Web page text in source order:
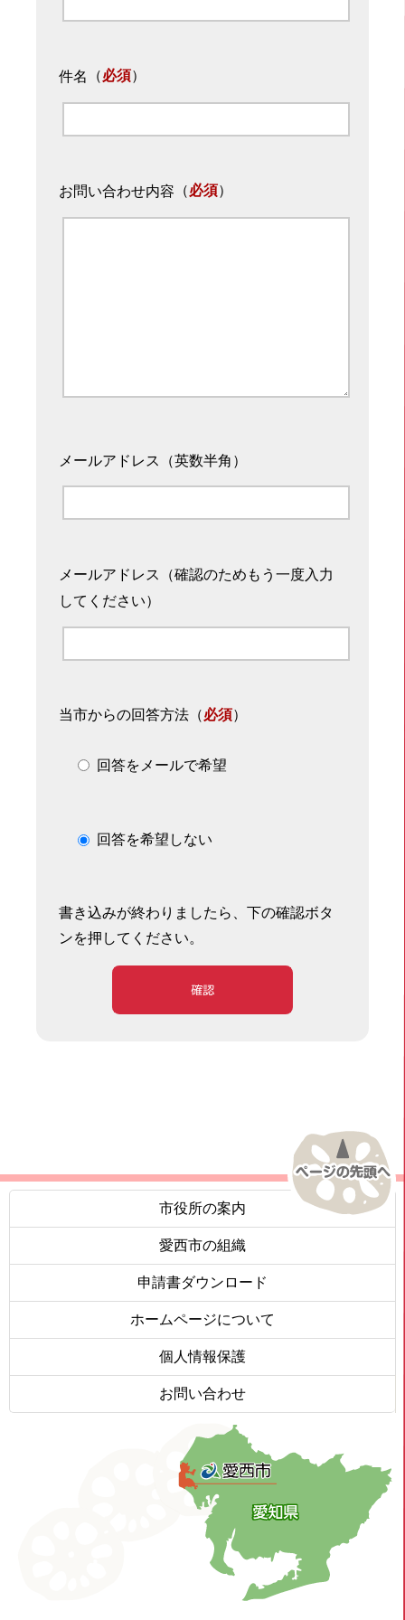
件名 （必須）
お問い合わせ内容 （必須）
メールアドレス（英数半角）
メールアドレス（確認のためもう一度入力
してください）
当市からの回答方法 （必須）
回答をメールで希望
回答を希望しない
書き込みが終わりましたら、下の確認ボタ
ンを押してください。
確認
市役所の案内
愛西市の組織
申請書ダウンロード
ホームページについて
個人情報保護
お問い合わせ